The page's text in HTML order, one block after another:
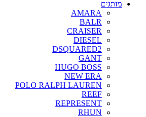
מותגים
AMARA
BALR
CRAISER
DIESEL
DSQUARED2
GANT
HUGO BOSS
NEW ERA
POLO RALPH LAUREN
REEF
REPRESENT
RHUN